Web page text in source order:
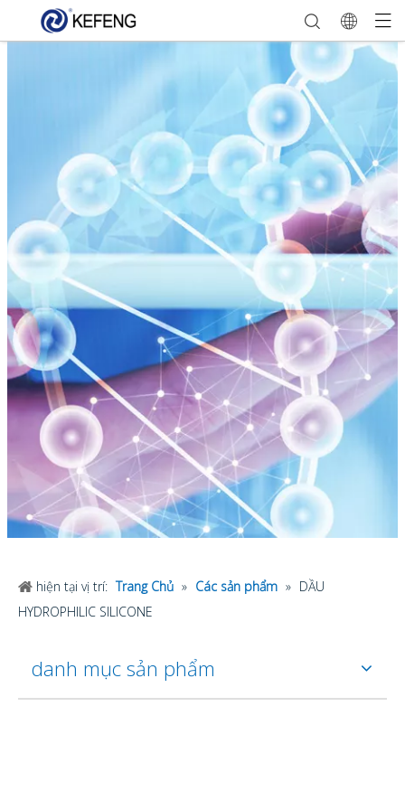
hiện tại vị trí: Trang Chủ » Các sản phẩm » DẦU
HYDROPHILIC SILICONE
danh mục sản phẩm